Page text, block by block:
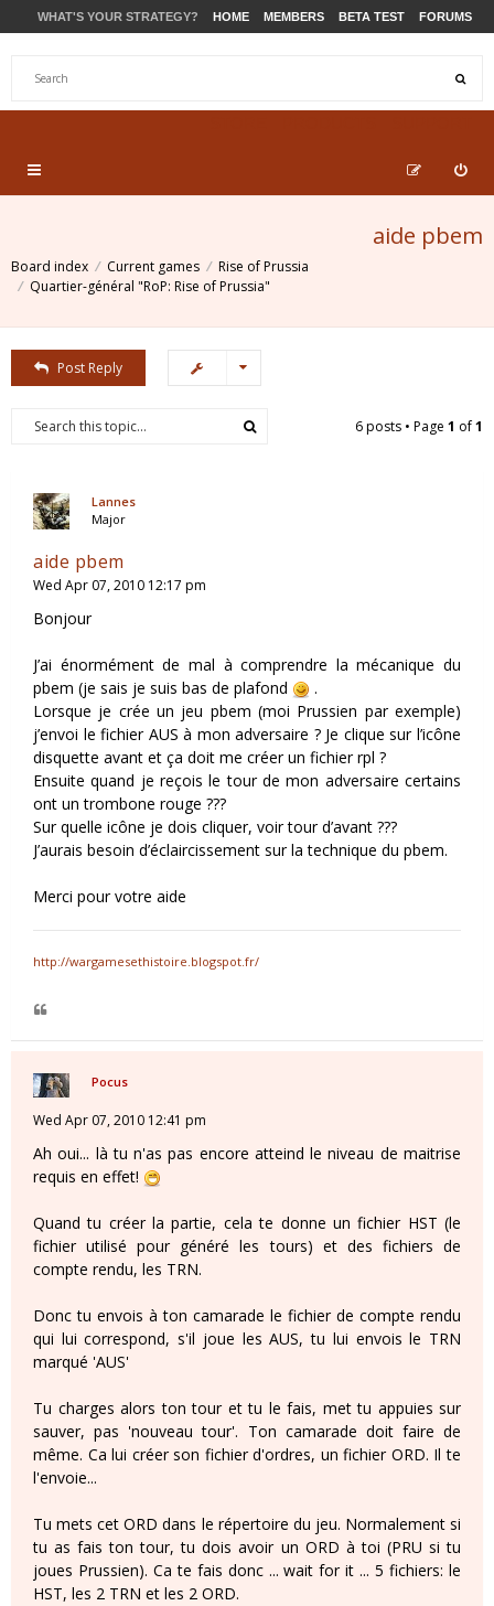
WHAT'S YOUR STRATEGY? HOME MEMBERS BETA TEST FORUMS
aide pbem
Board index Current games
Rise of Prussia
Quartier-général "RoP: Rise of Prussia"
Post Reply
6 posts • Page 1 of1
Lannes
Major
aide pbem
Wed Apr 07, 2010 12:17 pm
Bonjour
J’ai énormément de mal à comprendre la mécanique du
pbem (je sais je suis bas de plafond
.
Lorsque je crée un jeu pbem (moi Prussien par exemple)
j’envoi le fichier AUS à mon adversaire ? Je clique sur l’icône
disquette avant et ça doit me créer un fichier rpl ?
Ensuite quand je reçois le tour de mon adversaire certains
ont un trombone rouge ???
Sur quelle icône je dois cliquer, voir tour d’avant ???
J’aurais besoin d’éclaircissement sur la technique du pbem.
Merci pour votre aide
http://wargamesethistoire.blogspot.fr/
Pocus
Wed Apr 07, 2010 12:41 pm
Ah oui... là tu n'as pas encore atteind le niveau de maitrise
requis en effet!
Quand tu créer la partie, cela te donne un fichier HST (le
fichier utilisé pour généré les tours) et des fichiers de
compte rendu, les TRN.
Donc tu envois à ton camarade le fichier de compte rendu
qui lui correspond, s'il joue les AUS, tu lui envois le TRN
marqué 'AUS'
Tu charges alors ton tour et tu le fais, met tu appuies sur
sauver, pas 'nouveau tour'. Ton camarade doit faire de
même. Ca lui créer son fichier d'ordres, un fichier ORD. Il te
l'envoie...
Tu mets cet ORD dans le répertoire du jeu. Normalement si
tu as fais ton tour, tu dois avoir un ORD à toi (PRU si tu
joues Prussien). Ca te fais donc ... wait for it ... 5 fichiers: le
HST, les 2 TRN et les 2 ORD.